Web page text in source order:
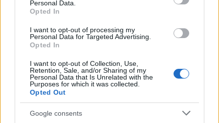
Personal Data.
Opted In
I want to opt-out of processing my
Personal Data for Targeted Advertising.
Opted In
I want to opt-out of Collection, Use,
Retention, Sale, and/or Sharing of my
Personal Data that Is Unrelated with the
Purposes for which it was collected.
Opted Out
Google consents
ΡΕΠΟΡΤΑΖ FLASH
Πόρτο Χέλι: Νεκρή η ιδιοκτήτρια
γνωστού ξενοδοχείου – Έπεσε από τον 6ο όροφο
10.08.2026